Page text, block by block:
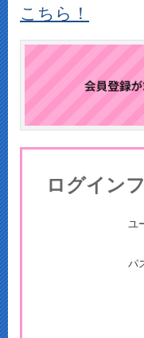
こちら！
ログイン
ユ
パ